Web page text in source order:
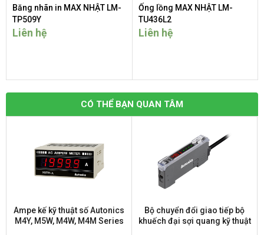
Băng nhãn in MAX NHẬT LM-
TP509Y
Liên hệ
Ống lồng MAX NHẬT LM-
TU436L2
Liên hệ
CÓ THỂ BẠN QUAN TÂM
Ampe kế kỹ thuật số Autonics
M4Y, M5W, M4W, M4M Series
Bộ chuyển đổi giao tiếp bộ
khuếch đại sợi quang kỹ thuật